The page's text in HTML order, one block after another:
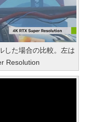
した場合の比較。左は
Resolution